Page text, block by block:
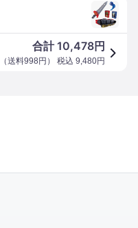
合計10,478円
（送料998円 ） 税込 9,480円